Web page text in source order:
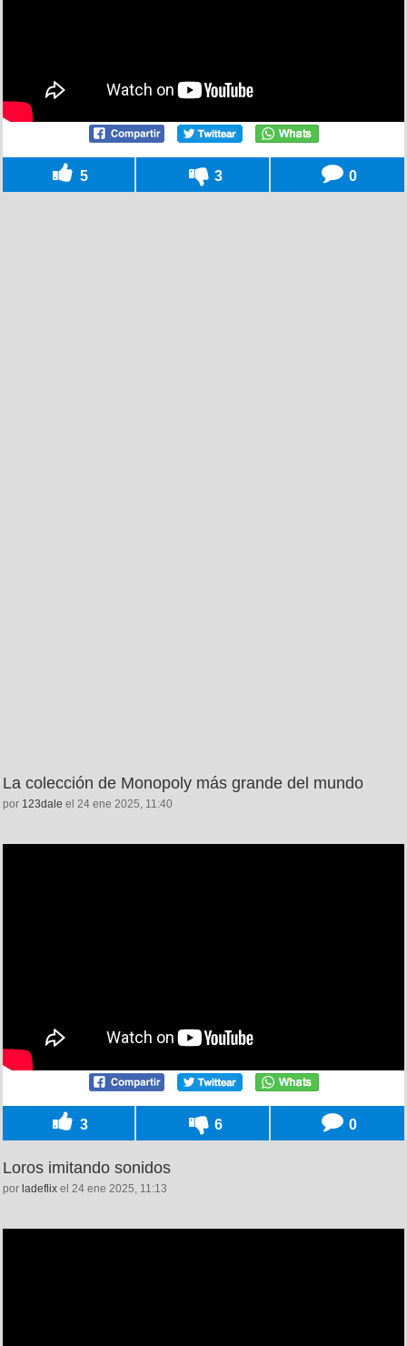
5 3 0
La colección de Monopoly más grande del mundo
por 123dale el 24 ene 2025, 11:40
3 6 0
Loros imitando sonidos
por ladeflix el 24 ene 2025, 11:13